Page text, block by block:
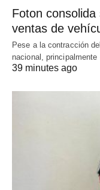
Foton
ventas de
Pese a la contracción
nacional,
39 minutes ago